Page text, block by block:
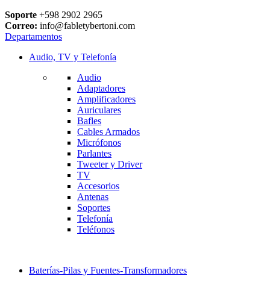
Soporte +598 2902 2965
Correo: info@fabletybertoni.com
Departamentos
Audio, TV y Telefonía
Audio
Adaptadores
Amplificadores
Auriculares
Bafles
Cables Armados
Micrófonos
Parlantes
Tweeter y Driver
TV
Accesorios
Antenas
Soportes
Telefonía
Teléfonos
Baterías-Pilas y Fuentes-Transformadores